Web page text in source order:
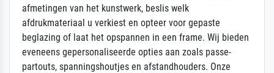
afmetingen van het kunstwerk, beslis welk
afdrukmateriaal u verkiest en opteer voor gepaste
beglazing of laat het opspannen in een frame. Wij bieden
eveneens gepersonaliseerde opties aan zoals passe-
partouts, spanningshoutjes en afstandhouders. Onze